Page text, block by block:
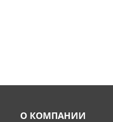
О КОМПАНИИ